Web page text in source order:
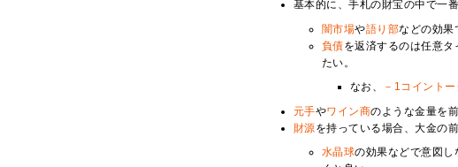
基本的に、手札の財宝の中で一
闇市場や語り部などの効果
負債を返済するのは任意
たい。
なお、
－1コイントー
元手やワイン商のような金量を
財源を持っている場合、大金の
水晶球の効果などで意図